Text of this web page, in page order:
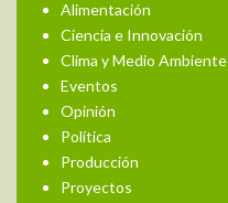
Alimentación
Ciencia e Innovación
Clima y Medio Ambiente
Eventos
Opinión
Política
Producción
Proyectos